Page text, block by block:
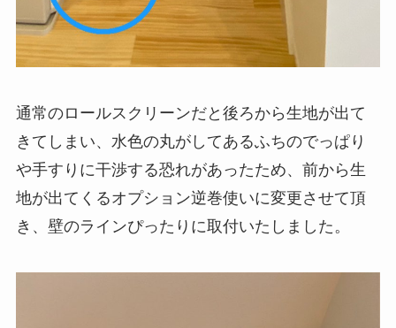
通常のロールスクリーンだと後ろから生地が出て
きてしまい、水色の丸がしてあるふちのでっぱり
や手すりに干渉する恐れがあったため、前から生
地が出てくるオプション逆巻使いに変更させて頂
き、壁のラインぴったりに取付いたしました。